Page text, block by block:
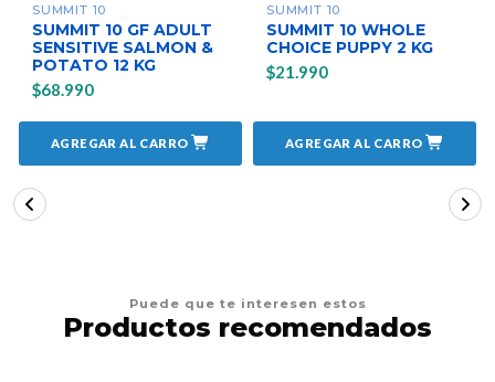
SUMMIT 10
SUMMIT 10 GF ADULT
SENSITIVE SALMON &
POTATO 12 KG
$68.990
AGREGAR AL CARRO
SUMMIT 10
SUMMIT 10 WHOLE
CHOICE PUPPY 2 KG
$21.990
AGREGAR AL CARRO
Puede que te interesen estos
Productos recomendados